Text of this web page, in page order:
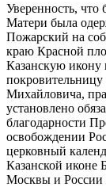
Уверенность, что
Матери была
Пожарский на
краю Красной
Казанскую икону
Михайловича,
установлено
благодарности
освобождении
церковный
Казанской иконе
Москвы и России